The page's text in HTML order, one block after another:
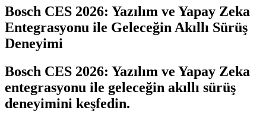
Bosch CES 2026: Yazılım ve Yapay Zeka
Entegrasyonu ile Geleceğin Akıllı Sürüş
Deneyimi
Bosch CES 2026: Yazılım ve Yapay Zeka
entegrasyonu ile geleceğin akıllı sürüş
deneyimini keşfedin.